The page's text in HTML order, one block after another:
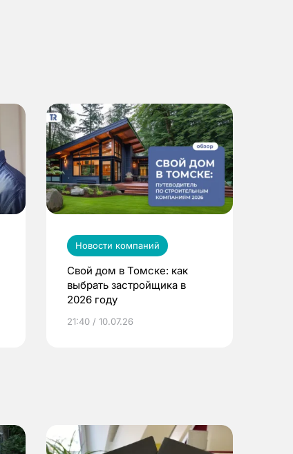
Новости компаний
Свой дом в Томске: как
выбрать застройщика в
2026 году
21:40 / 10.07.26